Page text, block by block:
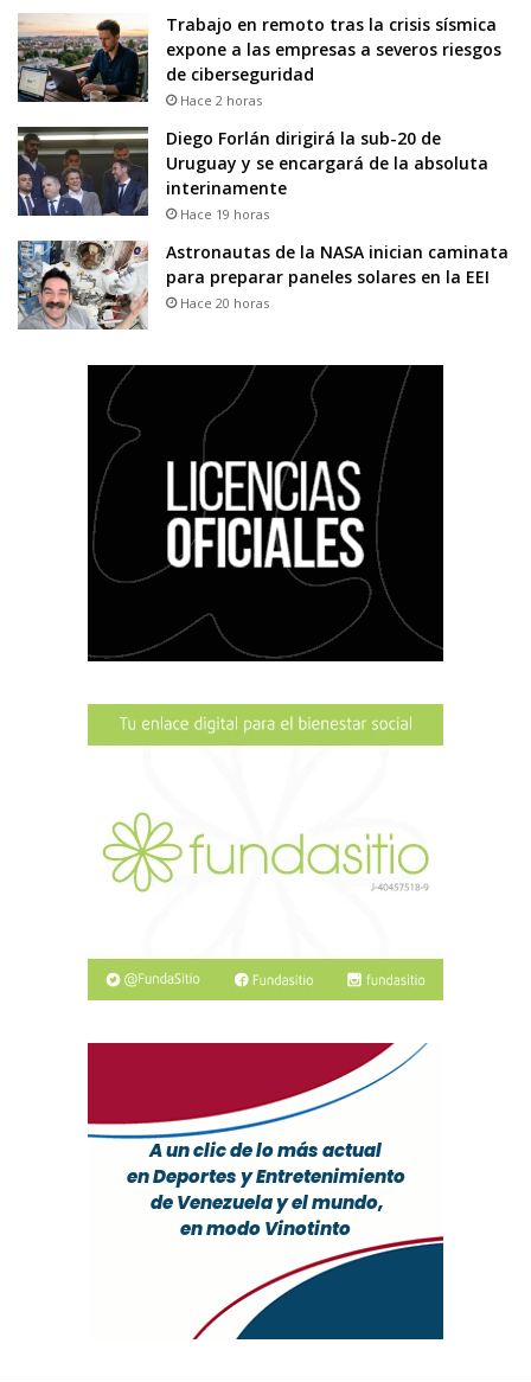
Trabajo en remoto tras la crisis sísmica
expone a las empresas a severos riesgos
de ciberseguridad
Hace 2 horas
Diego Forlán dirigirá la sub-20 de
Uruguay y se encargará de la absoluta
interinamente
Hace 19 horas
Astronautas de la NASA inician caminata
para preparar paneles solares en la EEI
Hace 20 horas